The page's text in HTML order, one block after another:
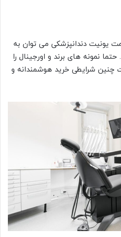
یونیت دندانپزشکی می توان به
حتما نمونه های برند و اورجینال را
شرایطی خرید هوشمندانه و